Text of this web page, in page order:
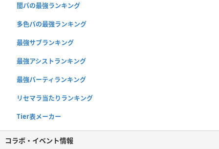
闇パの最強ランキング
多色パの最強ランキング
最強サブランキング
最強アシストランキング
最強パーティランキング
リセマラ当たりランキング
Tier表メーカー
コラボ・イベント情報